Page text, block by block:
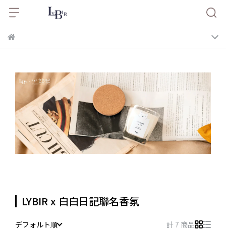
LYBIR x 白白日記聯名香氛
デフォルト順 計 7 商品